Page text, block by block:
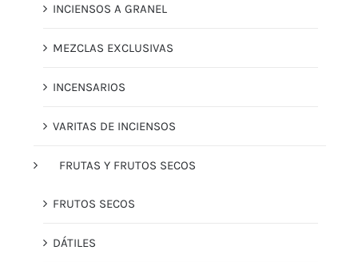
INCIENSOS A GRANEL
MEZCLAS EXCLUSIVAS
INCENSARIOS
VARITAS DE INCIENSOS
FRUTAS Y FRUTOS SECOS
FRUTOS SECOS
DÁTILES